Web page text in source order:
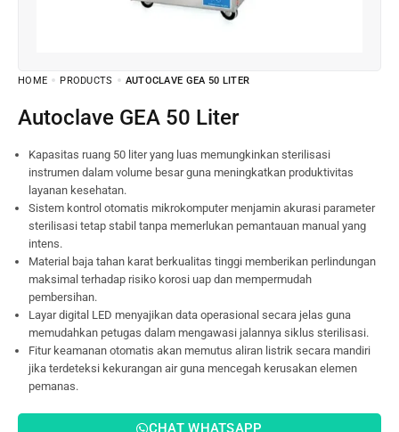
HOME PRODUCTS AUTOCLAVE GEA 50 LITER
Autoclave GEA 50 Liter
Kapasitas ruang 50 liter yang luas memungkinkan sterilisasi
instrumen dalam volume besar guna meningkatkan produktivitas
layanan kesehatan.
Sistem kontrol otomatis mikrokomputer menjamin akurasi parameter
sterilisasi tetap stabil tanpa memerlukan pemantauan manual yang
intens.
Material baja tahan karat berkualitas tinggi memberikan perlindungan
maksimal terhadap risiko korosi uap dan mempermudah
pembersihan.
Layar digital LED menyajikan data operasional secara jelas guna
memudahkan petugas dalam mengawasi jalannya siklus sterilisasi.
Fitur keamanan otomatis akan memutus aliran listrik secara mandiri
jika terdeteksi kekurangan air guna mencegah kerusakan elemen
pemanas.
CHAT WHATSAPP